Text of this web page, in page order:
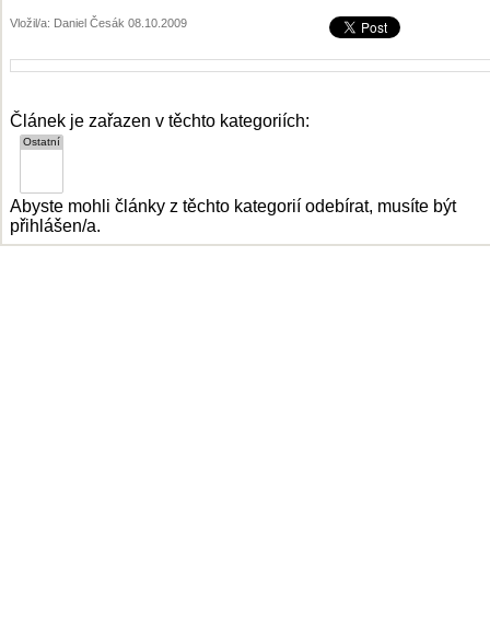
Vložil/a: Daniel Česák 08.10.2009
Článek je zařazen v těchto kategoriích:
Abyste mohli články z těchto kategorií odebírat, musíte být
přihlášen/a.